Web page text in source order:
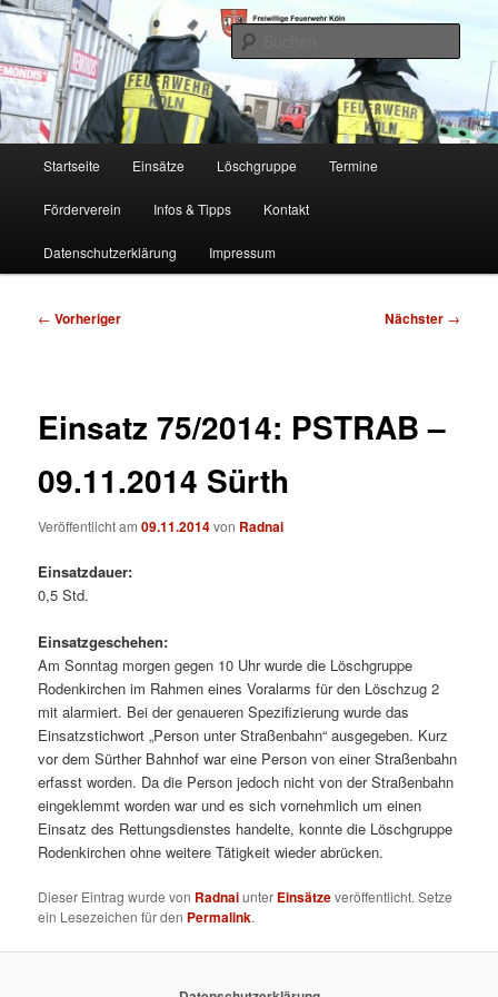
Zum
primären
Inhalt
springenFF Köln, LG RD
Freiwillige Feuerwehr Köln, Löschgruppe Rodenkirchen
Startseite Einsätze Löschgruppe Termine
Förderverein Infos & Tipps Kontakt
Datenschutzerklärung Impressum
Beitragsnavigation
← Vorheriger Nächster →
Einsatz 75/2014: PSTRAB –
09.11.2014 Sürth
Veröffentlicht am09.11.2014von Radnai
Einsatzdauer:
0,5 Std.
Einsatzgeschehen:
Am Sonntag morgen gegen 10 Uhr wurde die Löschgruppe
Rodenkirchen im Rahmen eines Voralarms für den Löschzug 2
mit alarmiert. Bei der genaueren Spezifizierung wurde das
Einsatzstichwort „Person unter Straßenbahn“ ausgegeben. Kurz
vor dem Sürther Bahnhof war eine Person von einer Straßenbahn
erfasst worden. Da die Person jedoch nicht von der Straßenbahn
eingeklemmt worden war und es sich vornehmlich um einen
Einsatz des Rettungsdienstes handelte, konnte die Löschgruppe
Rodenkirchen ohne weitere Tätigkeit wieder abrücken.
Dieser Eintrag wurde von Radnaiunter Einsätzeveröffentlicht. Setze
ein Lesezeichen für den Permalink.